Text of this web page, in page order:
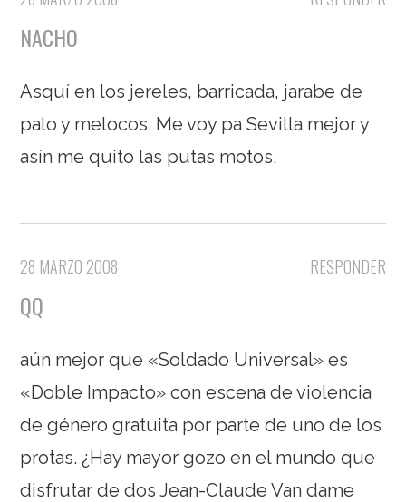
NACHO
Asquí en los jereles, barricada, jarabe de
palo y melocos. Me voy pa Sevilla mejor y
asín me quito las putas motos.
RESPONDER
28 MARZO 2008
QQ
aún mejor que «Soldado Universal» es
«Doble Impacto» con escena de violencia
de género gratuita por parte de uno de los
protas. ¿Hay mayor gozo en el mundo que
disfrutar de dos Jean-Claude Van dame